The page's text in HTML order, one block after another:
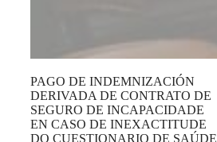
PAGO DE INDEMNIZACIÓN
DERIVADA DE CONTRATO DE
SEGURO DE INCAPACIDADE
EN CASO DE INEXACTITUDE
DO CUESTIONARIO DE SAÚDE